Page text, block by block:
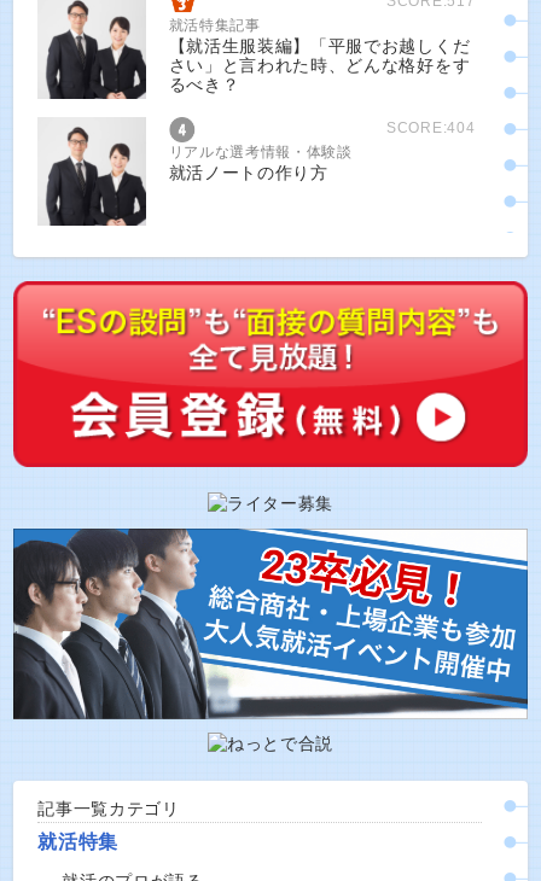
就活特集記事
【就活生服装編】「平服でお越しくだ
さい」と言われた時、どんな格好をす
るべき？
SCORE:404
リアルな選考情報・体験談
就活ノートの作り方
記事一覧カテゴリ
就活特集